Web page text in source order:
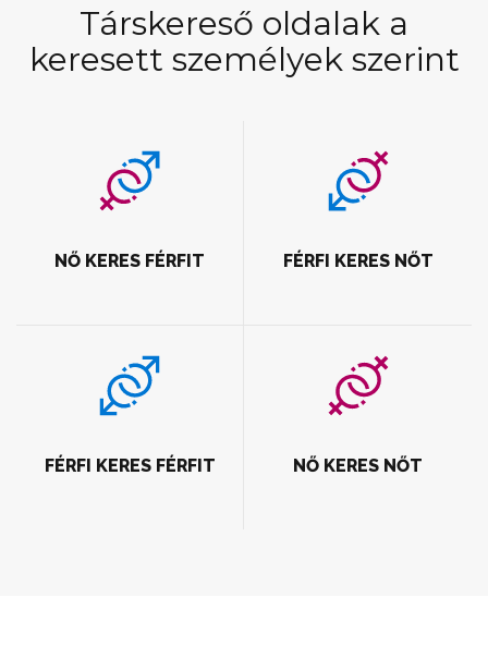
Társkereső oldalak a
keresett személyek szerint
NŐ KERES FÉRFIT FÉRFI KERES NŐT
FÉRFI KERES FÉRFIT NŐ KERES NŐT